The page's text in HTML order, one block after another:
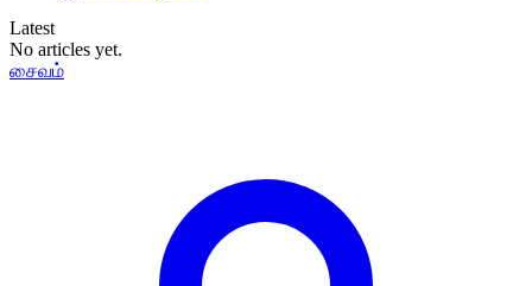
Latest
No articles yet.
சைவம்